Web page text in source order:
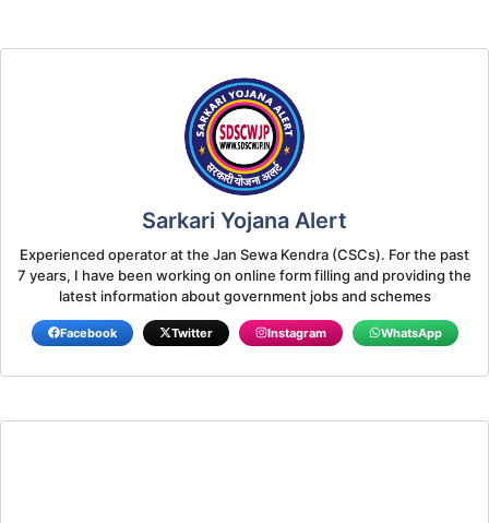
Sarkari Yojana Alert
Experienced operator at the Jan Sewa Kendra (CSCs). For the past
7 years, I have been working on online form filling and providing the
latest information about government jobs and schemes
Facebook Twitter Instagram WhatsApp